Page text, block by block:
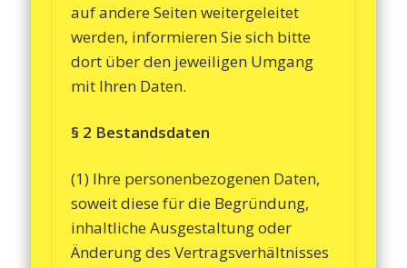
auf andere Seiten weitergeleitet
werden, informieren Sie sich bitte
dort über den jeweiligen Umgang
mit Ihren Daten.
§ 2 Bestandsdaten
(1) Ihre personenbezogenen Daten,
soweit diese für die Begründung,
inhaltliche Ausgestaltung oder
Änderung des Vertragsverhältnisses